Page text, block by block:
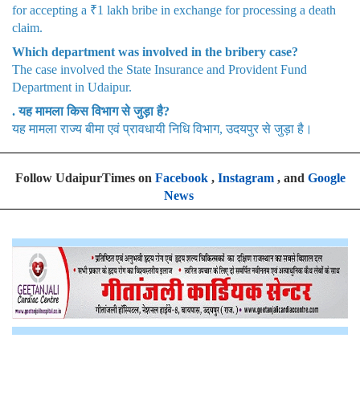
for accepting a ₹1 lakh bribe in exchange for processing a death
claim.
Which department was involved in the bribery case?
The case involved the State Insurance and Provident Fund
Department in Udaipur.
. यह मामला किस विभाग से जुड़ा है?
यह मामला राज्य बीमा एवं प्रावधायी निधि विभाग, उदयपुर से जुड़ा है।
Follow UdaipurTimes on Facebook, Instagram, and Google
News